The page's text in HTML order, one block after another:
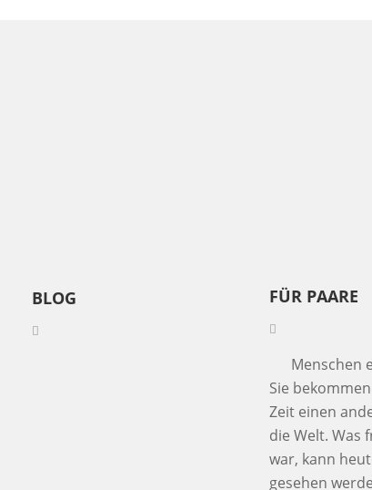
BLOG FÜR PAARE
Menschen
Sie
Zeit einen
die Welt. Was
war, kann
gesehen